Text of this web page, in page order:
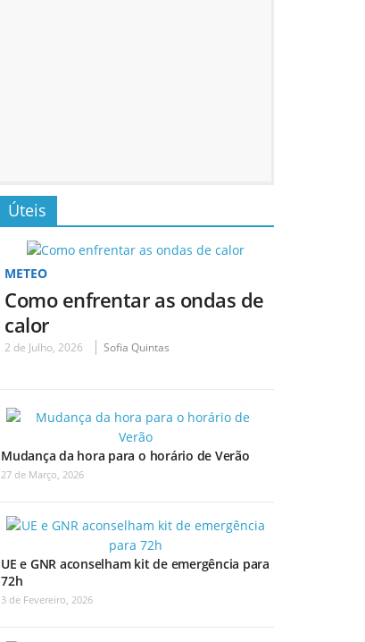
Úteis
METEO
Como enfrentar as ondas de
calor
2 de Julho, 2026 Sofia Quintas
Mudança da hora para o horário de Verão
27 de Março, 2026
UE e GNR aconselham kit de emergência para
72h
3 de Fevereiro, 2026